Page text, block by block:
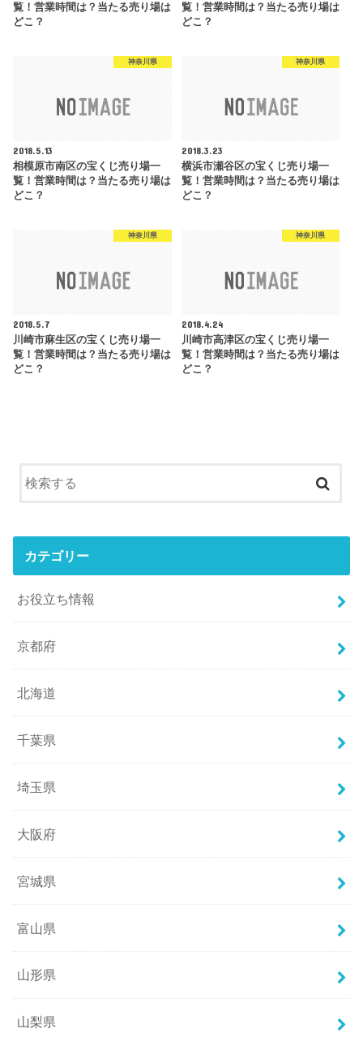
覧！営業時間は？当たる売り場は
どこ？
覧！営業時間は？当たる売り場は
どこ？
神奈川県
2018.5.13
相模原市南区の宝くじ売り場一
覧！営業時間は？当たる売り場は
どこ？
神奈川県
2018.3.23
横浜市瀬谷区の宝くじ売り場一
覧！営業時間は？当たる売り場は
どこ？
神奈川県
2018.5.7
川崎市麻生区の宝くじ売り場一
覧！営業時間は？当たる売り場は
どこ？
神奈川県
2018.4.24
川崎市高津区の宝くじ売り場一
覧！営業時間は？当たる売り場は
どこ？
カテゴリー
お役立ち情報
京都府
北海道
千葉県
埼玉県
大阪府
宮城県
富山県
山形県
山梨県